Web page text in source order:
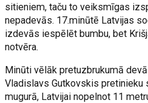
sitieniem, taču to veiksmīgas
nepadevās. 17.minūtē Latvijas
izdevās iespēlēt bumbu, bet
notvēra.
Minūti vēlāk pretuzbrukumā
Vladislavs Gutkovskis pretinieku
mugurā, Latvijai nopelnot 11